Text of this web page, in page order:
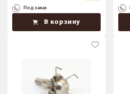
Под заказ
В корзину